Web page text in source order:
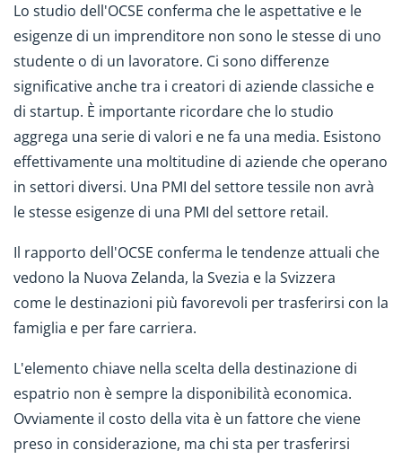
Lo studio dell'OCSE conferma che le aspettative e le
esigenze di un imprenditore non sono le stesse di uno
studente o di un lavoratore. Ci sono differenze
significative anche tra i creatori di aziende classiche e
di startup. È importante ricordare che lo studio
aggrega una serie di valori e ne fa una media. Esistono
effettivamente una moltitudine di aziende che operano
in settori diversi. Una PMI del settore tessile non avrà
le stesse esigenze di una PMI del settore retail.
Il rapporto dell'OCSE conferma le tendenze attuali che
vedono la Nuova Zelanda, la Svezia e la Svizzera
come le destinazioni più favorevoli per trasferirsi con la
famiglia e per fare carriera.
L'elemento chiave nella scelta della destinazione di
espatrio non è sempre la disponibilità economica.
Ovviamente il costo della vita è un fattore che viene
preso in considerazione, ma chi sta per trasferirsi